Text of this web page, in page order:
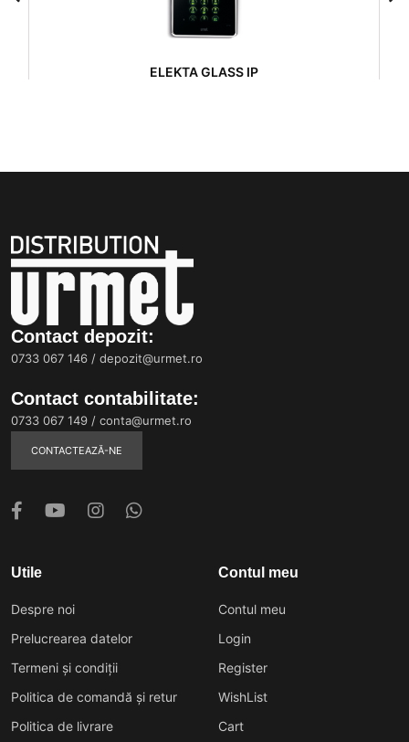
ELEKTA GLASS IP
Contact depozit:
0733 067 146 / depozit@urmet.ro
Contact contabilitate:
0733 067 149 / conta@urmet.ro
CONTACTEAZĂ-NE
Utile
Despre noi
Prelucrearea datelor
Termeni și condiții
Politica de comandă și retur
Politica de livrare
Contul meu
Contul meu
Login
Register
WishList
Cart